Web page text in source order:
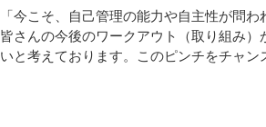
「今こそ、自己管理の能力や自主性が問わ
皆さんの今後のワークアウト（取り組み
いと考えております。このピンチをチャン